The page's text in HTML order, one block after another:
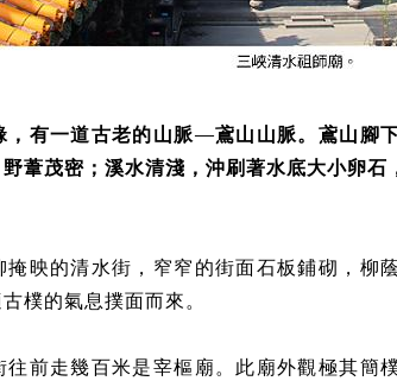
，有一道古老的山脈—鳶山山脈。鳶山腳
葦茂密；溪水清淺，沖刷著水底大小卵
掩映的清水街，窄窄的街面石板鋪砌，柳
樸的氣息撲面而來。
前走幾百米是宰樞廟。此廟外觀極其簡